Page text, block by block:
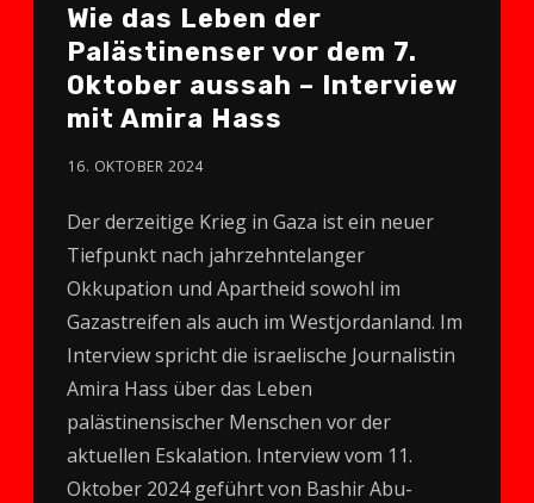
Wie das Leben der
Palästinenser vor dem 7.
Oktober aussah – Interview
mit Amira Hass
16. OKTOBER 2024
Der derzeitige Krieg in Gaza ist ein neuer
Tiefpunkt nach jahrzehntelanger
Okkupation und Apartheid sowohl im
Gazastreifen als auch im Westjordanland. Im
Interview spricht die israelische Journalistin
Amira Hass über das Leben
palästinensischer Menschen vor der
aktuellen Eskalation. Interview vom 11.
Oktober 2024 geführt von Bashir Abu-